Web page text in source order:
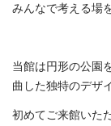
みんなで考える場
当館は円形の公園
曲した独特のデザ
初めてご来館いた